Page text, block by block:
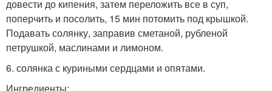
довести до кипения, затем переложить все в суп,
поперчить и посолить, 15 мин потомить под крышкой.
Подавать солянку, заправив сметаной, рубленой
петрушкой, маслинами и лимоном.
6. солянка с куриными сердцами и опятами.